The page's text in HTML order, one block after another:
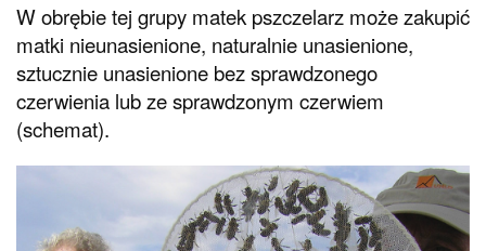
W obrębie tej grupy matek pszczelarz może zakupić
matki nieunasienione, naturalnie unasienione,
sztucznie unasienione bez sprawdzonego
czerwienia lub ze sprawdzonym czerwiem
(schemat).